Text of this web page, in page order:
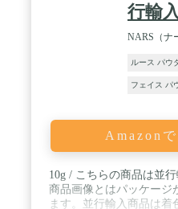
行輸
NARS（ナ
ルース パウ
フェイス パ
Amazon
10g / こちらの商品は並
商品画像とはパッケージ
ます。並行輸入商品は着